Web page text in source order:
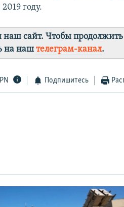
году.
наш сайт. Чтобы
на наштелеграм-канал.
Подпишитесь